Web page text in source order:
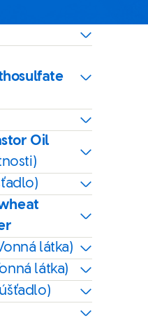
Oil
látka)
látka)